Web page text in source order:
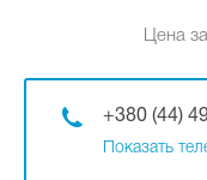
Цена
+380 (44)
Показать